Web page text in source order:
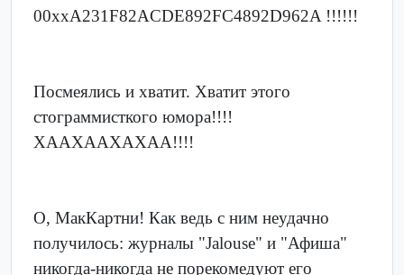
00xxA231F82ACDE892FC4892D962A !!!!!!
Посмеялись и хватит. Хватит этого
стограммисткого юмора!!!!
ХААХААХАХАА!!!!
О, МакКартни! Как ведь с ним неудачно
получилось: журналы "Jalouse" и "Афиша"
никогда-никогда не порекомедуют его